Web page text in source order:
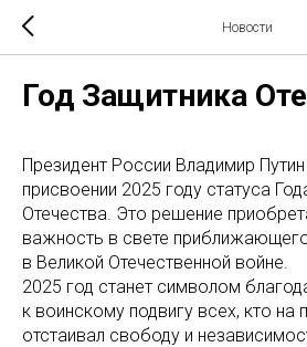
Новости
Год Защитника
Президент России Владимир
присвоении 2025 году статуса
Отечества. Это решение
важность в свете
в Великой Отечественной войне.
2025 год станет символом
к воинскому подвигу всех, кто на
отстаивал свободу и